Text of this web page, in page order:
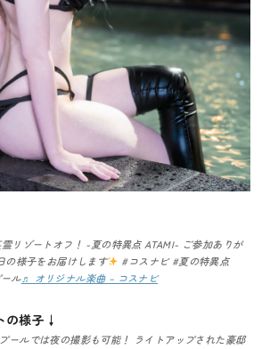
霊リゾートオフ！ -夏の特異点 ATAMI- ご参加ありが
の様子をお届けします
#コスナビ #夏の特異点
ル♬ オリジナル楽曲 – コスナビ
の様子↓
ールでは夜の撮影も可能！ ライトアップされた豪邸